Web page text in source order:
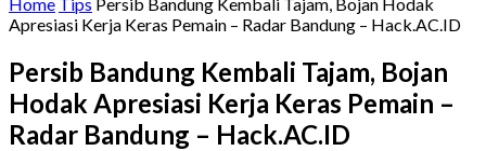
Apresiasi Kerja Keras Pemain – Radar Bandung – Hack.AC.ID
Persib Bandung Kembali Tajam, Bojan
Hodak Apresiasi Kerja Keras Pemain –
Radar Bandung – Hack.AC.ID